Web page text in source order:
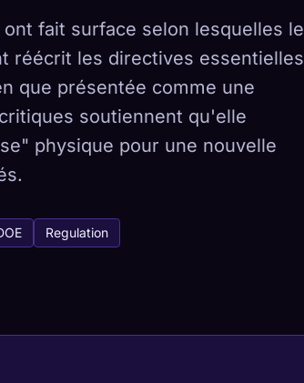
fait surface selon lesquelles le
réécrit les directives essentielles
que présentée comme une
soutiennent qu'elle
physique pour une nouvelle
Regulation